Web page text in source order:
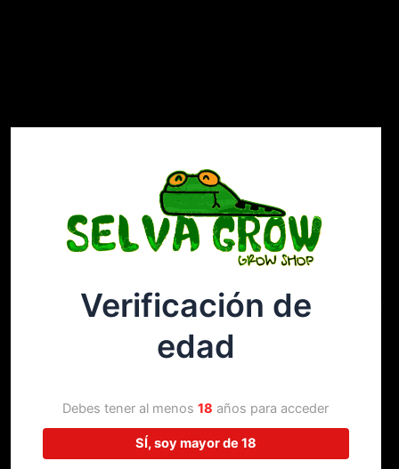
¡Disculpa este desastre! Estamos
trabajando en algo increíble,
¡vuelve pronto!
Verificación de
edad
Debes tener al menos18 años para acceder
SÍ, soy mayor de 18